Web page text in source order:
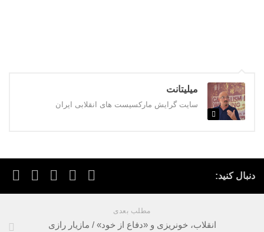
میلیتانت
سایت گرایش مارکسیست های انقلابی ایران
دنبال کنید:
مطلب بعدی
انقلاب، خونریزی و «دفاع از خود» / مازیار رازی